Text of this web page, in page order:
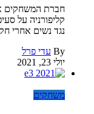
חברת המשחקים
קליפורניה על
נגד נשים אחרי
By עדי פרל
יולי 23, 2021
משחקים